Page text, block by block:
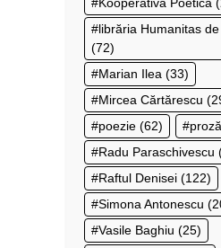
Kooperativa Poetică
librăria Humanitas
(72)
Marian Ilea (33)
Mircea Cărtărescu
poezie (62)
Radu Paraschivescu
Raftul Denisei (122)
Simona Antonescu
Vasile Baghiu (25)